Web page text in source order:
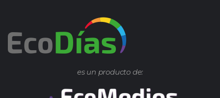
es un producto de: